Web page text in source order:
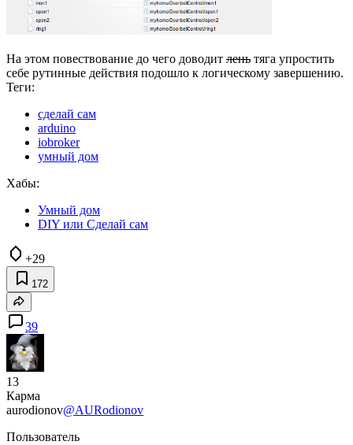
На этом повествование до чего доводит лень тяга упростить
себе рутинные действия подошло к логическому завершению.
Теги:
сделай сам
arduino
iobroker
умный дом
Хабы:
Умный дом
DIY или Сделай сам
+29
172
39
13
Карма
aurodionov@AURodionov
Пользователь